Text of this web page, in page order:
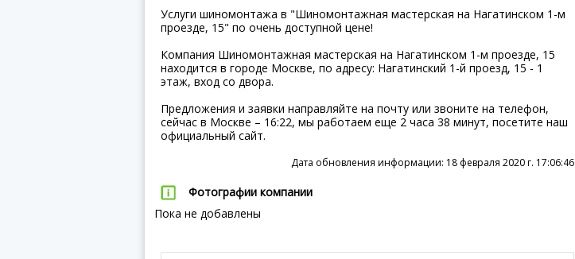
Услуги шиномонтажа в "Шиномонтажная мастерская на Нагатинском 1-м
проезде, 15" по очень доступной цене!
Компания Шиномонтажная мастерская на Нагатинском 1-м проезде, 15
находится в городе Москве, по адресу: Нагатинский 1-й проезд, 15 - 1
этаж, вход со двора.
Предложения и заявки направляйте на почту или звоните на телефон,
сейчас в Москве – 16:22, мы работаем еще 2 часа 38 минут, посетите наш
официальный сайт.
Дата обновления информации: 18 февраля 2020 г. 17:06:46
Фотографии компании
Пока не добавлены